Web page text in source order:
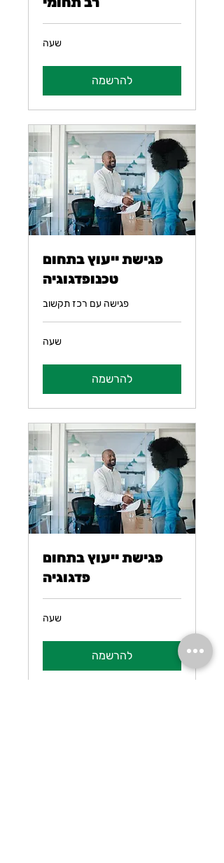
שעה
להרשמה
פגישת ייעוץ בתחום
טכנופדגוגיה
פגישה עם רכז תקשוב
שעה
להרשמה
פגישת ייעוץ בתחום
פדגוגיה
שעה
להרשמה